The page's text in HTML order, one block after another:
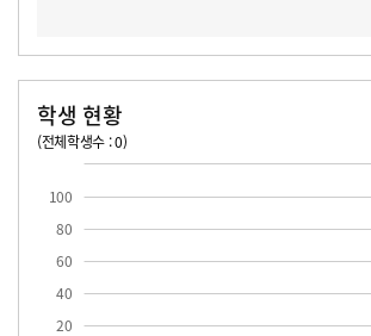
학생 현황
(전체학생수 : 0)
20
40
60
80
100